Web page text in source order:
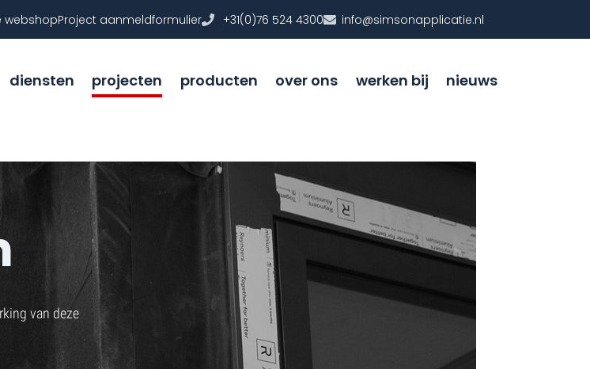
webshopProject aanmeldformulier +31(0)76 524 4300 info@simsonapplicatie.nl
diensten projecten producten over ons werken bij nieuws
van deze